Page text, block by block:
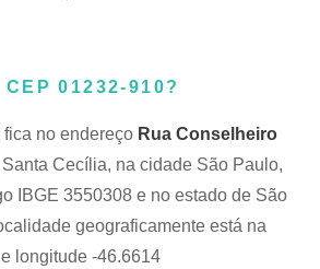
CEP 01232-910?
fica no endereço Rua Conselheiro
Cecília, na cidade São Paulo,
IBGE 3550308 e no estado de São
geograficamente está na
longitude -46.6614